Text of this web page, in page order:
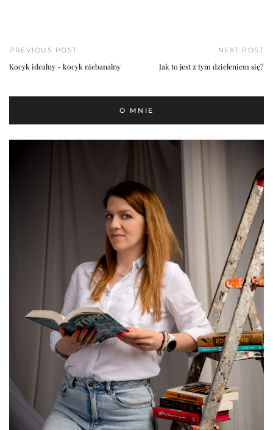
PREVIOUS POST
Kocyk idealny - kocyk niebanalny
NEXT POST
Jak to jest z tym dzieleniem się?
O MNIE